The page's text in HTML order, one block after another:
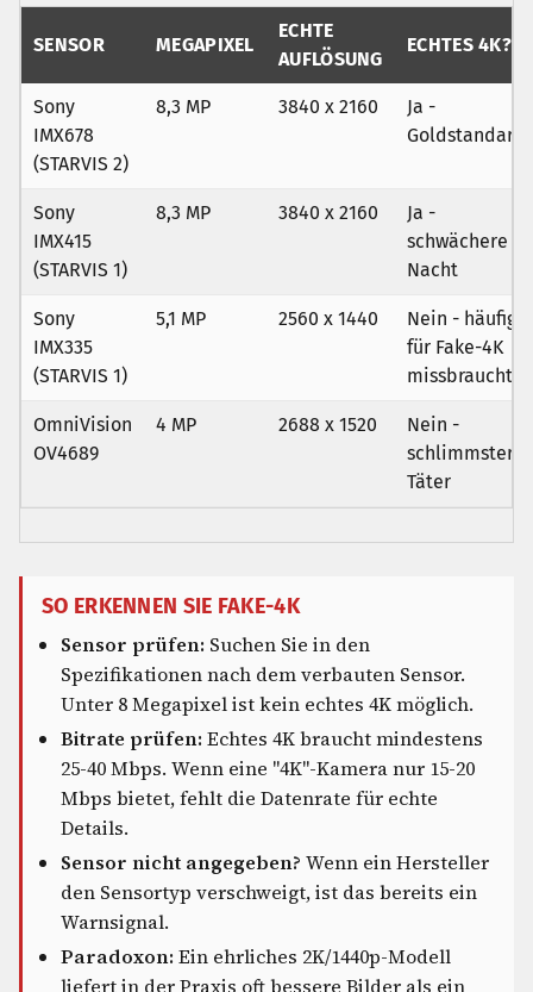
SENSOR MEGAPIXEL
ECHTE
AUFLÖSUNG
ECHTES 4K?
Sony
IMX678
(STARVIS 2)
8,3 MP 3840 x 2160
Ja -
Goldstandard
Sony
IMX415
(STARVIS 1)
8,3 MP 3840 x 2160
Ja -
schwächere
Nacht
Sony
IMX335
(STARVIS 1)
5,1 MP 2560 x 1440
Nein - häufig
für Fake-4K
missbraucht
OmniVision
OV4689
4 MP 2688 x 1520
Nein -
schlimmster
Täter
SO ERKENNEN SIE FAKE-4K
Sensor prüfen: Suchen Sie in den
Spezifikationen nach dem verbauten Sensor.
Unter 8 Megapixel ist kein echtes 4K möglich.
Bitrate prüfen: Echtes 4K braucht mindestens
25-40 Mbps. Wenn eine "4K"-Kamera nur 15-20
Mbps bietet, fehlt die Datenrate für echte
Details.
Sensor nicht angegeben? Wenn ein Hersteller
den Sensortyp verschweigt, ist das bereits ein
Warnsignal.
Paradoxon: Ein ehrliches 2K/1440p-Modell
liefert in der Praxis oft bessere Bilder als ein